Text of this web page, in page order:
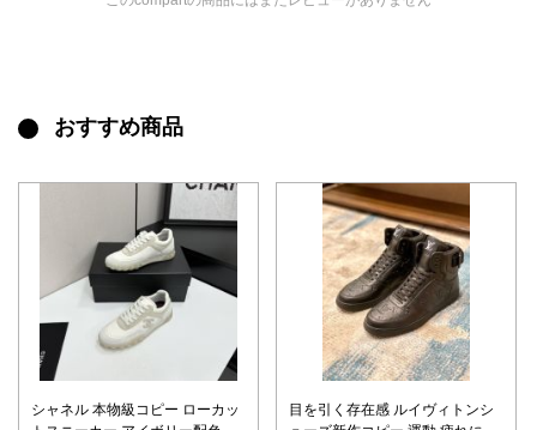
おすすめ商品
シャネル 本物級コピー ローカッ
目を引く存在感 ルイヴィトンシ